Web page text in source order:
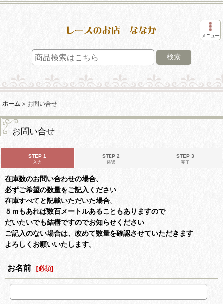
メニュー
検索
ホーム > お問い合せ
お問い合せ
STEP 1
入力
STEP 2
確認
STEP 3
完了
在庫数のお問い合わせの場合、
必ずご希望の数量をご記入ください
在庫すべてと記載いただいた場合、
５ｍもあれば数百メートルあることもありますので
だいたいでも結構ですのでお知らせください
ご記入のない場合は、改めて数量を確認させていただきます
よろしくお願いいたします。
お名前 [必須]